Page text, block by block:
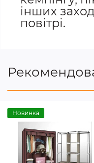
інших
повітрі.
Новинка